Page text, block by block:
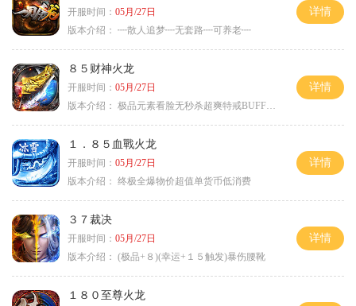
开服时间： 05月/27日
版本介绍： ┉散人追梦┉无套路┉可养老┉
详情
８５财神火龙
开服时间： 05月/27日
版本介绍： 极品元素看脸无秒杀超爽特戒BUFF无合成
详情
１．８５血戰火龙
开服时间： 05月/27日
版本介绍： 终极全爆物价超值单货币低消费
详情
３７裁决
开服时间： 05月/27日
版本介绍： (极品+８)(幸运+１５触发)暴伤腰靴
详情
１８０至尊火龙